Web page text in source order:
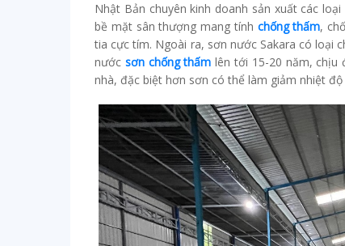
Nhật Bản chuyên kinh doanh sản xuất các
bề mặt sân thượng mang tính chống thấm,
tia cực tím. Ngoài ra, sơn nước Sakara có loại
nước sơn chống thấm lên tới 15-20 năm, chịu
nhà, đặc biệt hơn sơn có thể làm giảm nhiệt